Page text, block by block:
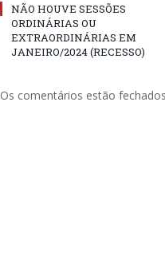
NÃO HOUVE SESSÕES
ORDINÁRIAS OU
EXTRAORDINÁRIAS EM
JANEIRO/2024 (RECESSO)
Os comentários estão